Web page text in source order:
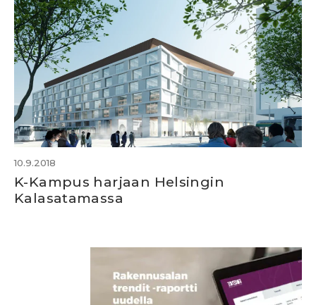
10.9.2018
K-Kampus harjaan Helsingin
Kalasatamassa